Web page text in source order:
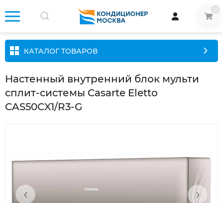
КАТАЛОГ ТОВАРОВ
Настенный внутренний блок мульти
сплит-системы Casarte Eletto
CAS50CX1/R3-G
‹ ›